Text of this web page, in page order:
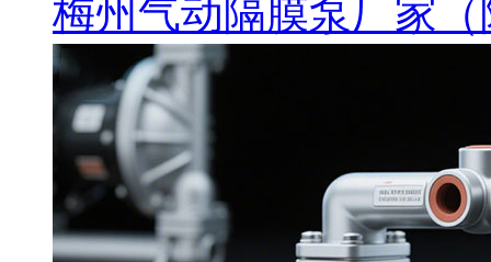
梅州气动隔膜泵厂家